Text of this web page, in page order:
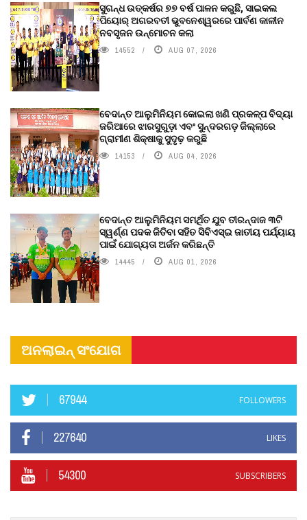
ସୁଗନ୍ଧ ଉତ୍କର୍ଷର ୭୭ ବର୍ଷ ପାଳନ କରୁଛି, ସାଇକଲ
ପିୟୋର୍‌ ଅଗରବତୀ ଭୁବନେଶ୍ୱରରେ ପାର୍ବଣ କାଳୀନ
ନବସୃଜନ ଉନ୍ମୋଚନ କଲା
14552 AUG 07, 2026
ବେଦାନ୍ତ ଆଲୁମିନିୟମ କୋଇଲା ଖଣି ପ୍ରକଳ୍ପ ବିଦ୍ୟା
ଜରିଆରେ ଝାରସୁଗୁଡ଼ା ଏବଂ ସୁନ୍ଦରଗଡ଼ ଜିଲ୍ଲାରେ
ଗ୍ରାମୀଣ ଶିକ୍ଷାକୁ ସୁଦୃଢ଼ କରୁଛି
14153 AUG 04, 2026
ବେଦାନ୍ତ ଆଲୁମିନିୟମ ସମର୍ଥିତ ଯୁବ ତୀରନ୍ଦାଜ ୩ଟି
ସ୍ୱର୍ଣ୍ଣ ପଦକ ଜିତିବା ସହିତ ସିବିଏସ୍ଇ ଜାତୀୟ ପର୍ଯ୍ୟାୟ
ପାଇଁ ଯୋଗ୍ୟତା ଅର୍ଜନ କରିଛନ୍ତି
14445 AUG 01, 2026
ଅନଲାଇନ୍ ସଂଯୋଗ
67944 FOLLOWERS
227640 LIKES
54300 SUBSCRIBERS